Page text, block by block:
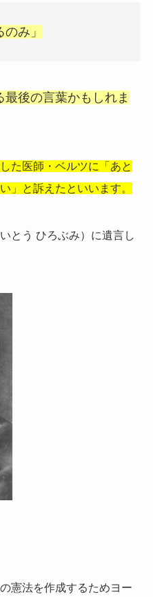
み」
後の言葉かもしれま
た医師・ベルツに「あと
」と訴えたといいます。
とう ひろぶみ）に遺言し
憲法を作成するためヨー